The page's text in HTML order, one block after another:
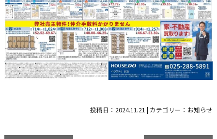
投稿日：2024.11.21 | カテゴリー： お知らせ